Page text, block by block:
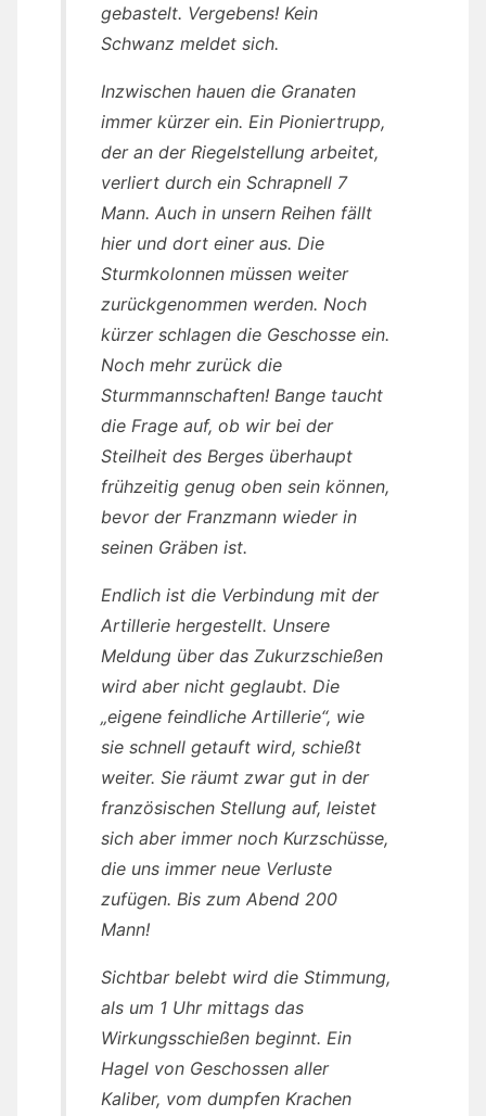
gebastelt. Vergebens! Kein
Schwanz meldet sich.
Inzwischen hauen die Granaten
immer kürzer ein. Ein Pioniertrupp,
der an der Riegelstellung arbeitet,
verliert durch ein Schrapnell 7
Mann. Auch in unsern Reihen fällt
hier und dort einer aus. Die
Sturmkolonnen müssen weiter
zurückgenommen werden. Noch
kürzer schlagen die Geschosse ein.
Noch mehr zurück die
Sturmmannschaften! Bange taucht
die Frage auf, ob wir bei der
Steilheit des Berges überhaupt
frühzeitig genug oben sein können,
bevor der Franzmann wieder in
seinen Gräben ist.
Endlich ist die Verbindung mit der
Artillerie hergestellt. Unsere
Meldung über das Zukurzschießen
wird aber nicht geglaubt. Die
„eigene feindliche Artillerie“, wie
sie schnell getauft wird, schießt
weiter. Sie räumt zwar gut in der
französischen Stellung auf, leistet
sich aber immer noch Kurzschüsse,
die uns immer neue Verluste
zufügen. Bis zum Abend 200
Mann!
Sichtbar belebt wird die Stimmung,
als um 1 Uhr mittags das
Wirkungsschießen beginnt. Ein
Hagel von Geschossen aller
Kaliber, vom dumpfen Krachen